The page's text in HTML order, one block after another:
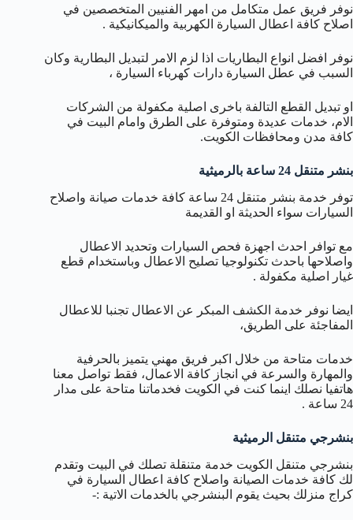
نوفر فريق عمل متكامل من امهر الفنيين المتخصصين في
اصلاح كافة اعطال السيارة الكهربية والميكانيكية .
نوفر افضل انواع البطاريات اذا لزم الامر لتبديل البطارية وكان
السبب في عطل السيارة دارات كهرباء السيارة ،
او تبديل القطع التالفة باخرى اصلية مكفولة من الشركات
الام، خدمات عديدة ومتوفرة على الطرق وامام البيت في
كافة مدن ومحافظات الكويت.
بنشر متنقل 24 ساعة بالرميثية
توفر خدمة بنشر متنقل 24 ساعة كافة خدمات صيانة واصلاح
السيارات سواء الحديثة او القديمة
مع توافر احدث اجهزة فحص السيارات وتحديد الاعطال
واصلاحها باحدث تكنولوجيا تصليح الاعطال وباستخدام قطع
غيار اصلية مكفولة .
ايضا نوفر خدمة الكشف المبكر عن الاعطال تجنبا للاعطال
المفاجئة على الطريق،
خدمات متاحة من خلال اكبر فريق مهني يتميز بالحرفية
والمهارة والسرعة في انجاز كافة الاعمال، فقط تواصل معنا
هاتفيا نصلك اينما كنت في الكويت فخدماتنا متاحة على مدار
24 ساعة .
بنشرجي متنقل الرميثية
بنشرجي متنقل الكويت خدمة متنقلة تصلك في البيت وتقدم
لك كافة خدمات الصيانة واصلاح كافة اعطال السيارة في
كراج منزلك بحيث يقوم البنشرجي بالخدمات الاتية :-